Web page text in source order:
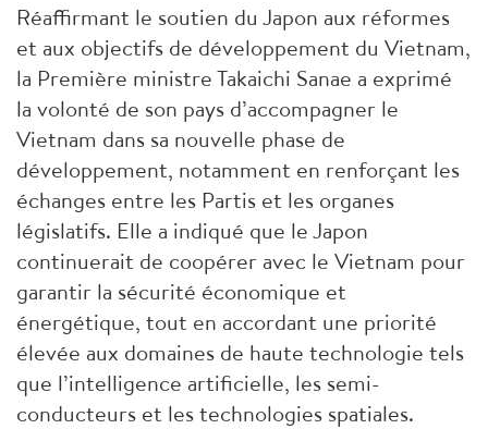
Réaffirmant le soutien du Japon aux réformes
et aux objectifs de développement du Vietnam,
la Première ministre Takaichi Sanae a exprimé
la volonté de son pays d’accompagner le
Vietnam dans sa nouvelle phase de
développement, notamment en renforçant les
échanges entre les Partis et les organes
législatifs. Elle a indiqué que le Japon
continuerait de coopérer avec le Vietnam pour
garantir la sécurité économique et
énergétique, tout en accordant une priorité
élevée aux domaines de haute technologie tels
que l’intelligence artificielle, les semi-
conducteurs et les technologies spatiales.